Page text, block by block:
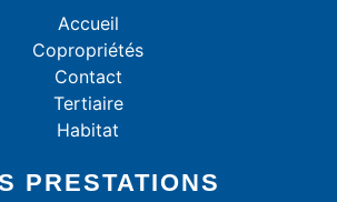
Accueil
Copropriétés
Contact
Tertiaire
Habitat
PRESTATIONS